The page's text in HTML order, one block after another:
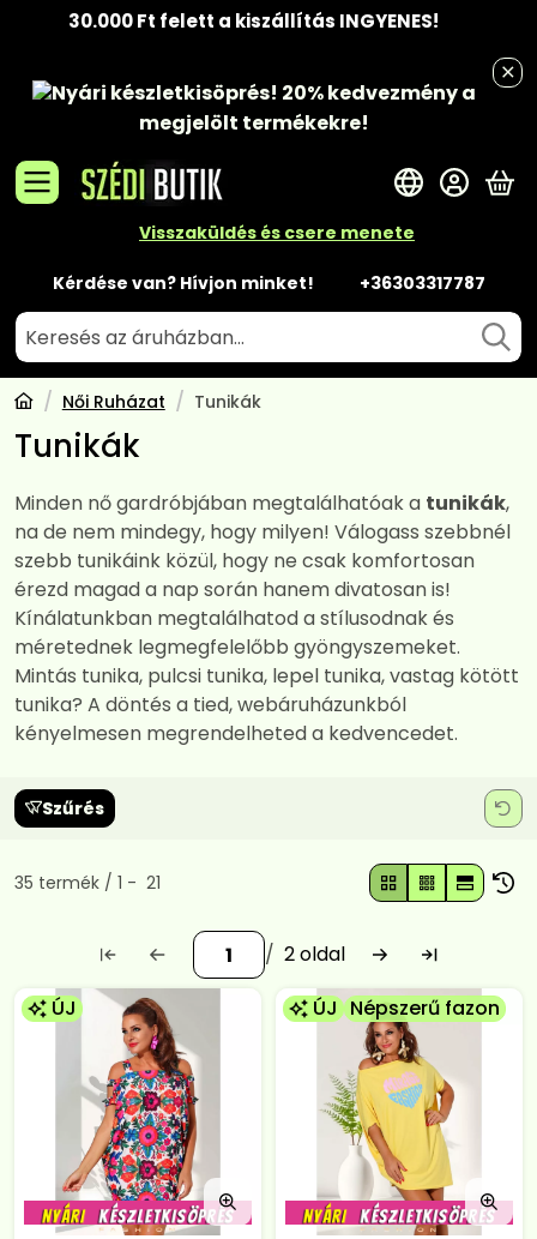
30.000 Ft felett a kiszállítás INGYENES!
Nyári készletkisöprés! 20% kedvezménya
megjelölt termékekre!
Visszaküldés és csere menete
Kérdése van? Hívjon minket! +36303317787
A
Női Ruházat Tunikák
Tunikák
Minden nő gardróbjában megtalálhatóak a tunikák,
na de nem mindegy, hogy milyen! Válogass szebbnél
szebb tunikáink közül, hogy ne csak komfortosan
érezd magad a nap során hanem divatosan is!
Kínálatunkban megtalálhatod a stílusodnak és
méretednek legmegfelelőbb gyöngyszemeket.
Mintás tunika, pulcsi tunika, lepel tunika, vastag kötött
tunika? A döntés a tied, webáruházunkból
kényelmesen megrendelheted a kedvencedet.
Szűrés
Összes termék a kategóriában
35 termék 1 21
2
ÚJ
ÚJ Népszerű fazon